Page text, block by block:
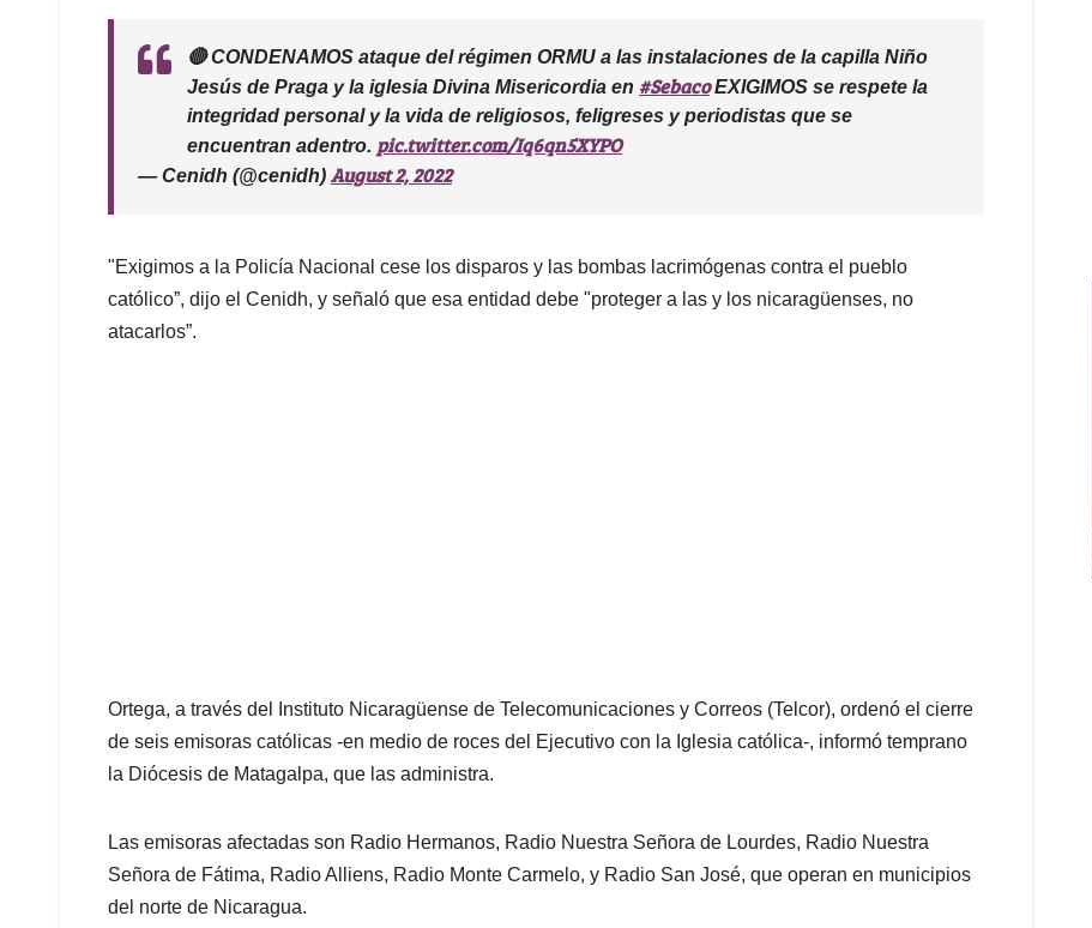
🔴 CONDENAMOS ataque del régimen ORMU a las instalaciones de la capilla Niño
Jesús de Praga y la iglesia Divina Misericordia en #SebacoEXIGIMOS se respete la
integridad personal y la vida de religiosos, feligreses y periodistas que se
encuentran adentro. pic.twitter.com/Iq6qn5XYPO
— Cenidh (@cenidh) August 2, 2022
"Exigimos a la Policía Nacional cese los disparos y las bombas lacrimógenas contra el pueblo
católico”, dijo el Cenidh, y señaló que esa entidad debe "proteger a las y los nicaragüenses, no
atacarlos”.
Ortega, a través del Instituto Nicaragüense de Telecomunicaciones y Correos (Telcor), ordenó el cierre
de seis emisoras católicas -en medio de roces del Ejecutivo con la Iglesia católica-, informó temprano
la Diócesis de Matagalpa, que las administra.
Las emisoras afectadas son Radio Hermanos, Radio Nuestra Señora de Lourdes, Radio Nuestra
Señora de Fátima, Radio Alliens, Radio Monte Carmelo, y Radio San José, que operan en municipios
del norte de Nicaragua.